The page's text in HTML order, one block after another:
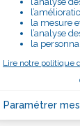
74 07 41 00